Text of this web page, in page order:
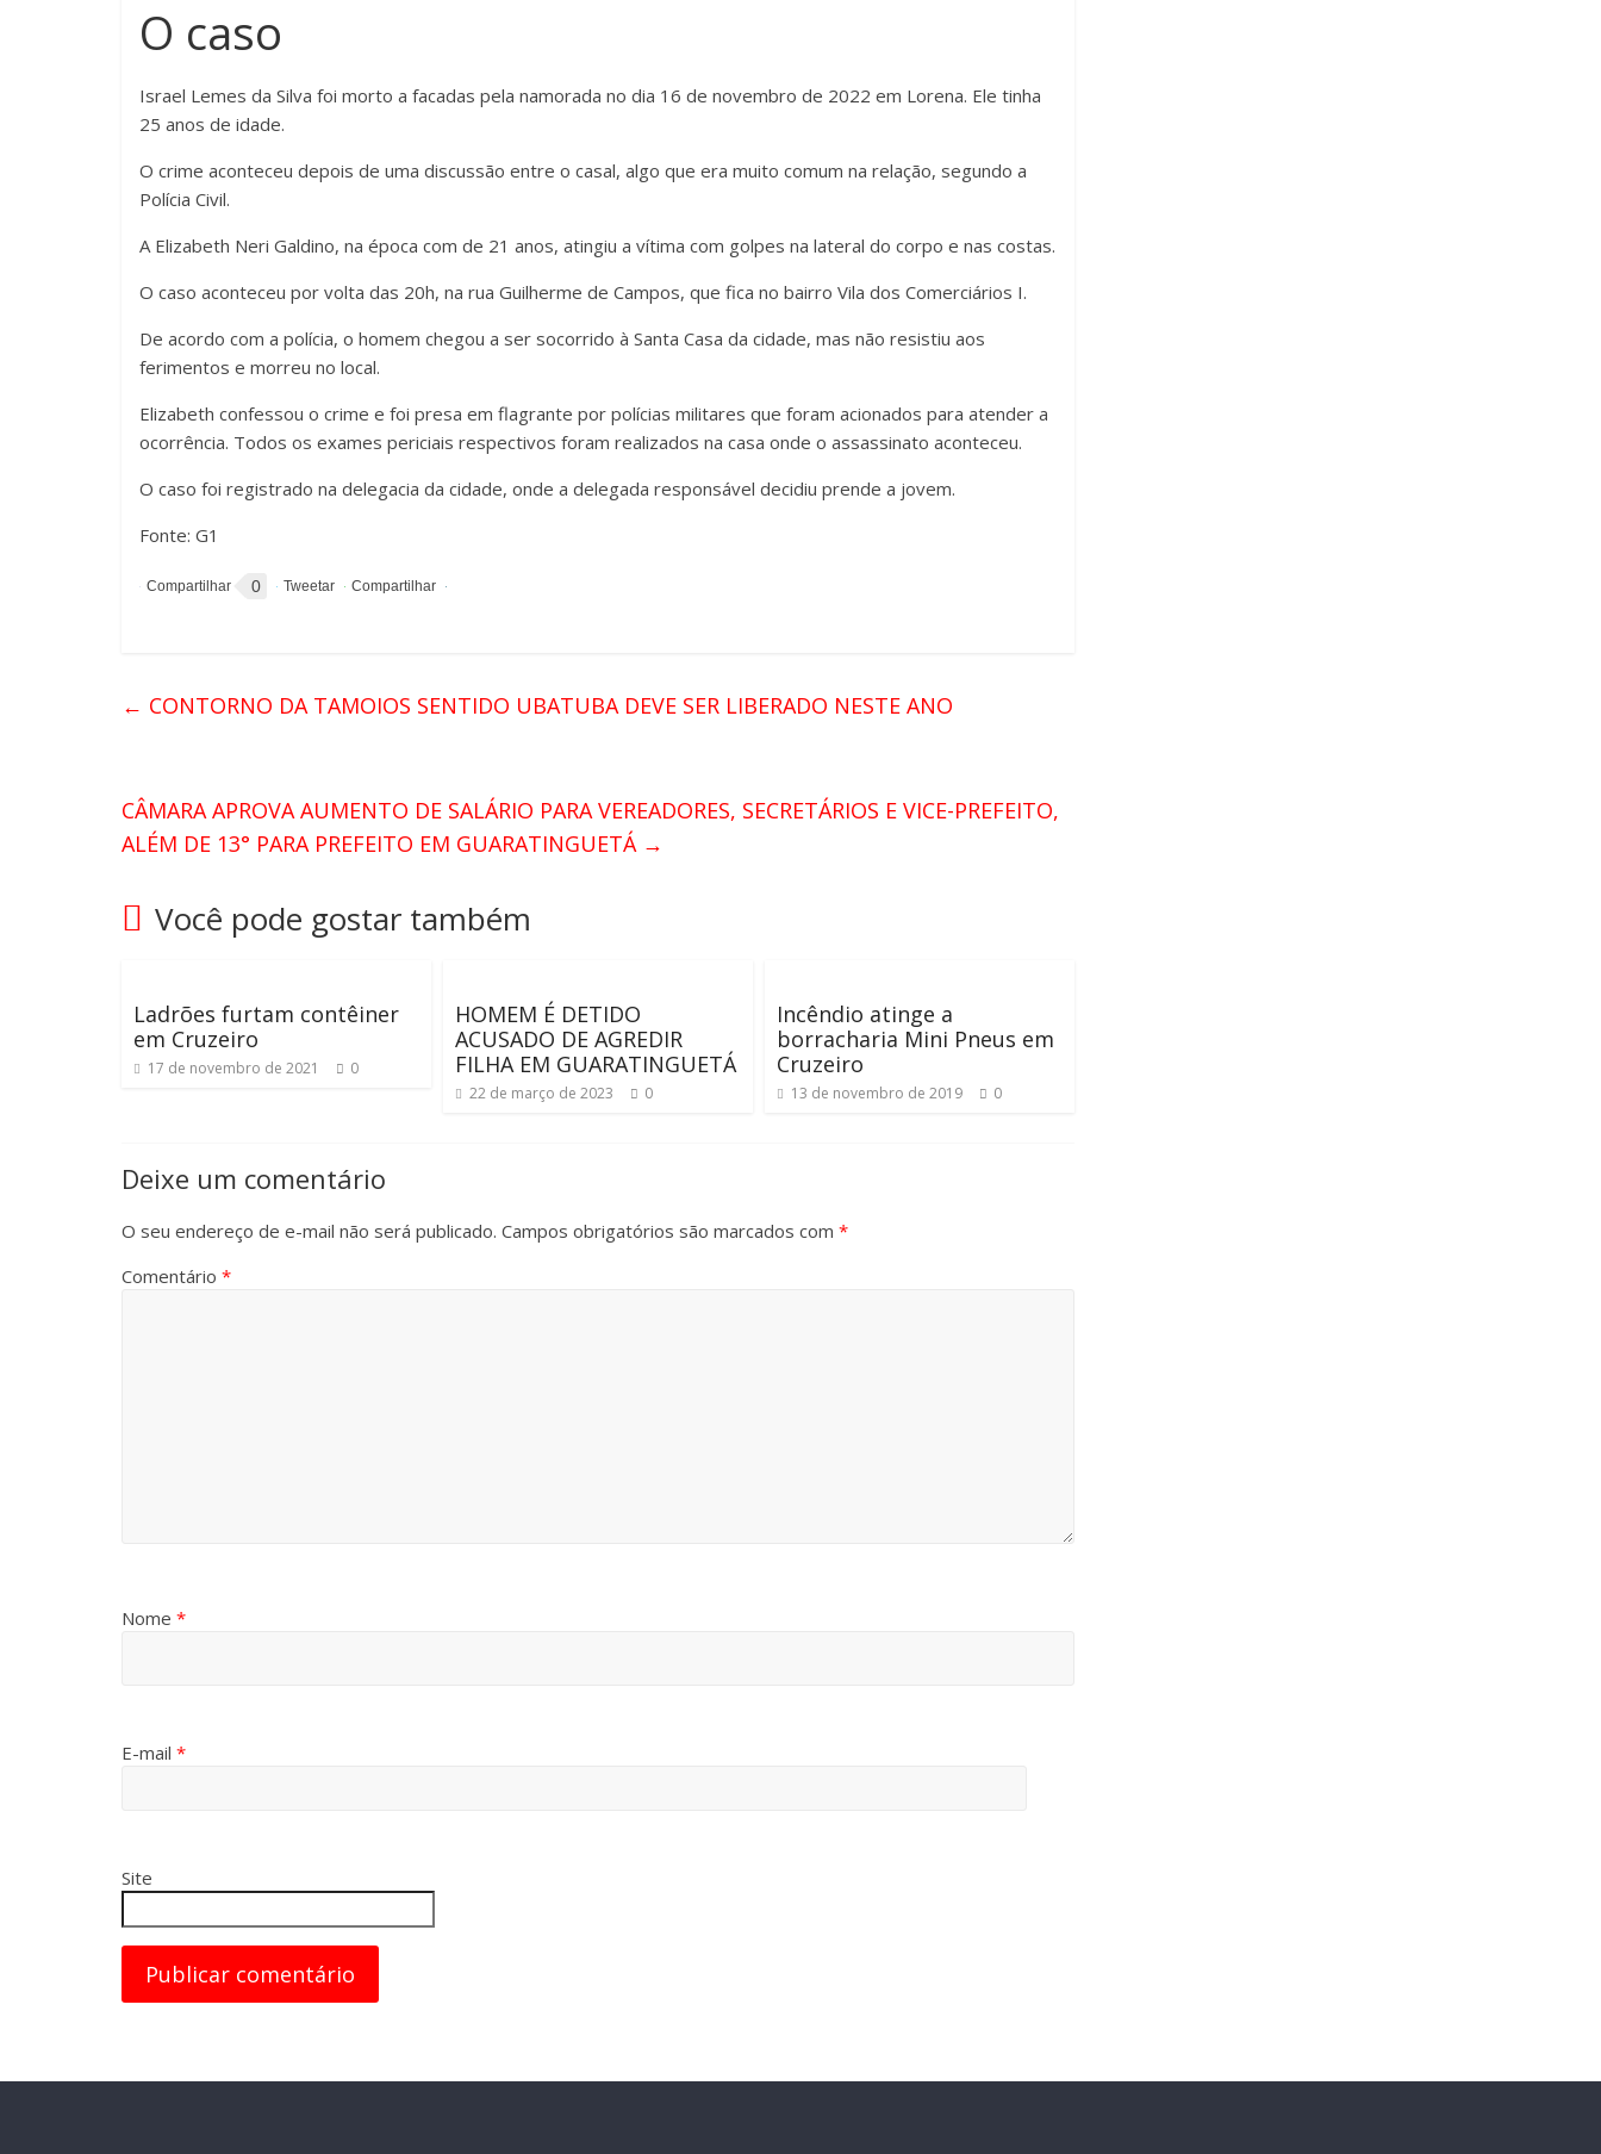
O caso
Israel Lemes da Silva foi morto a facadas pela namorada no dia 16 de novembro de 2022 em Lorena. Ele tinha
25 anos de idade.
O crime aconteceu depois de uma discussão entre o casal, algo que era muito comum na relação, segundo a
Polícia Civil.
A Elizabeth Neri Galdino, na época com de 21 anos, atingiu a vítima com golpes na lateral do corpo e nas costas.
O caso aconteceu por volta das 20h, na rua Guilherme de Campos, que fica no bairro Vila dos Comerciários I.
De acordo com a polícia, o homem chegou a ser socorrido à Santa Casa da cidade, mas não resistiu aos
ferimentos e morreu no local.
Elizabeth confessou o crime e foi presa em flagrante por polícias militares que foram acionados para atender a
ocorrência. Todos os exames periciais respectivos foram realizados na casa onde o assassinato aconteceu.
O caso foi registrado na delegacia da cidade, onde a delegada responsável decidiu prende a jovem.
Fonte: G1
0
← CONTORNO DA TAMOIOS SENTIDO UBATUBA DEVE SER LIBERADO NESTE ANO
CÂMARA APROVA AUMENTO DE SALÁRIO PARA VEREADORES, SECRETÁRIOS E VICE-PREFEITO,
ALÉM DE 13° PARA PREFEITO EM GUARATINGUETÁ →
Você pode gostar também
Ladrões furtam contêiner
em Cruzeiro
17 de novembro de 2021 0
HOMEM É DETIDO
ACUSADO DE AGREDIR
FILHA EM GUARATINGUETÁ
22 de março de 2023 0
Incêndio atinge a
borracharia Mini Pneus em
Cruzeiro
13 de novembro de 2019 0
Deixe um comentário
O seu endereço de e-mail não será publicado. Campos obrigatórios são marcados com *
Comentário *
Nome *
E-mail *
Site